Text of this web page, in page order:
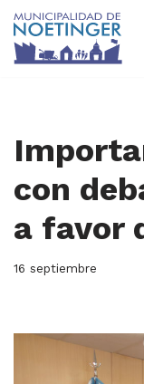
Saltar
con
a favor
16 septiembre